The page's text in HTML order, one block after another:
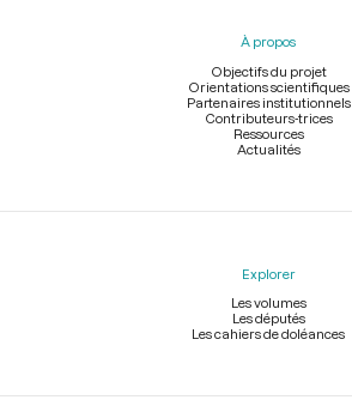
À propos
Objectifs du projet
Orientations scientifiques
Partenaires institutionnels
Contributeurs-trices
Ressources
Actualités
Explorer
Les volumes
Les députés
Les cahiers de doléances